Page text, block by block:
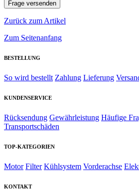
Zurück zum Artikel
Zum Seitenanfang
BESTELLUNG
So wird bestellt Zahlung Lieferung
KUNDENSERVICE
Rücksendung Gewährleistung Häufige
Transportschäden
TOP-KATEGORIEN
Motor Filter Kühlsystem Vorderachse
KONTAKT